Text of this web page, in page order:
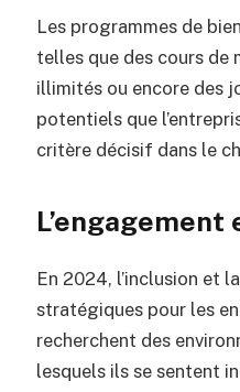
Les programmes de
telles que des cours de
illimités ou encore des
potentiels que
critère décisif dans le
En 2024, l’inclusion et
stratégiques pour les
recherchent des
lesquels ils se sentent